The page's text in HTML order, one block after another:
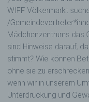
WIFF Völkermarkt
/
Mädchenzentrums das
sind Hinweise darauf,
stimmt? Wie können
ohne sie zu
wenn wir in unserem
Unterdrückung und